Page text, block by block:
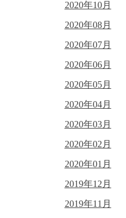
2020年10月
2020年08月
2020年07月
2020年06月
2020年05月
2020年04月
2020年03月
2020年02月
2020年01月
2019年12月
2019年11月